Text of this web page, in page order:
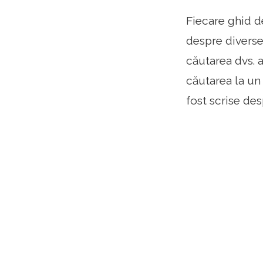
Fiecare ghid
despre
căutarea dvs.
căutarea la
fost scrise